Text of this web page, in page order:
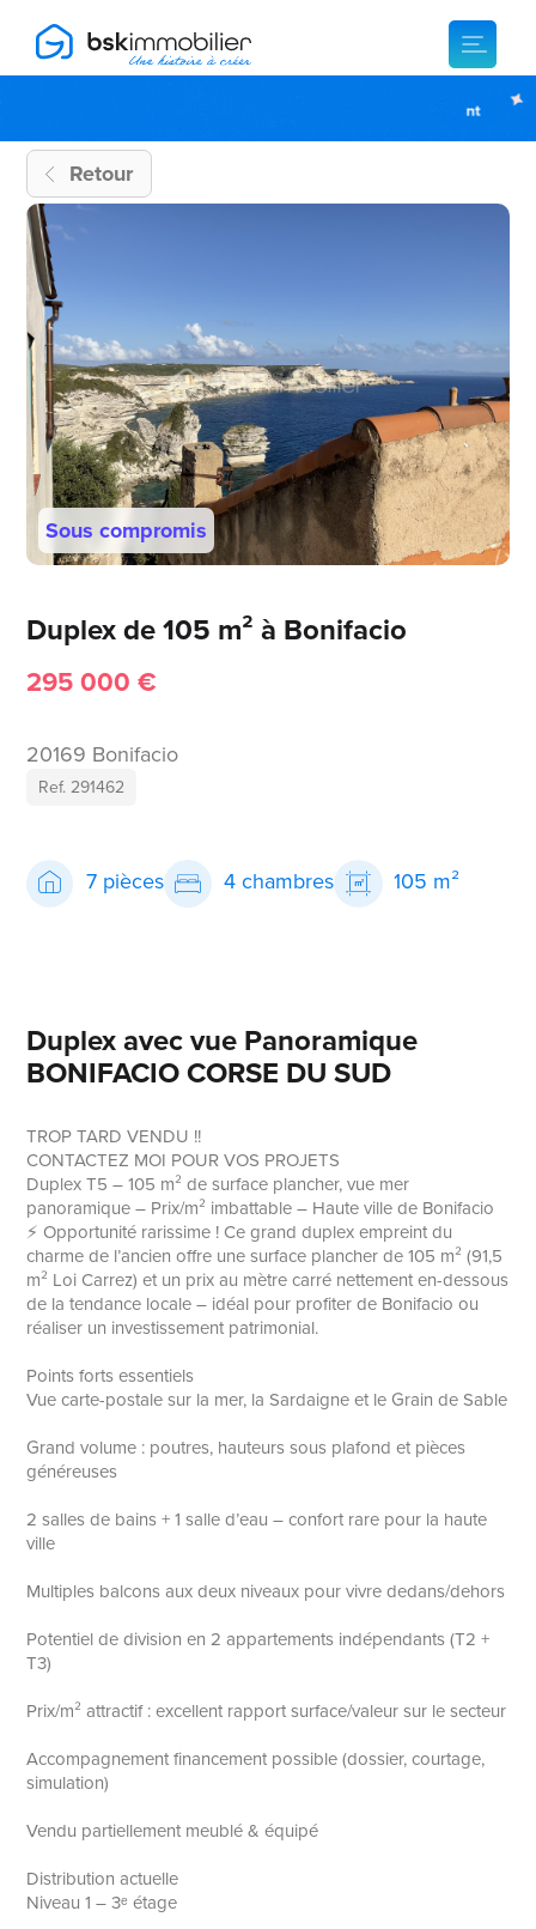
Retour
Sous compromis
Duplex de 105 m² à Bonifacio
295 000 €
20169 Bonifacio
Ref. 291462
7 pièces 4 chambres 105 m²
Duplex avec vue Panoramique
BONIFACIO CORSE DU SUD
TROP TARD VENDU !!
CONTACTEZ MOI POUR VOS PROJETS
Duplex T5 – 105 m² de surface plancher, vue mer
panoramique – Prix/m² imbattable – Haute ville de Bonifacio
⚡ Opportunité rarissime ! Ce grand duplex empreint du
charme de l’ancien offre une surface plancher de 105 m² (91,5
m² Loi Carrez) et un prix au mètre carré nettement en-dessous
de la tendance locale – idéal pour profiter de Bonifacio ou
réaliser un investissement patrimonial.
Points forts essentiels
Vue carte-postale sur la mer, la Sardaigne et le Grain de Sable
Grand volume : poutres, hauteurs sous plafond et pièces
généreuses
2 salles de bains + 1 salle d’eau – confort rare pour la haute
ville
Multiples balcons aux deux niveaux pour vivre dedans/dehors
Potentiel de division en 2 appartements indépendants (T2 +
T3)
Prix/m² attractif : excellent rapport surface/valeur sur le secteur
Accompagnement financement possible (dossier, courtage,
simulation)
Vendu partiellement meublé & équipé
Distribution actuelle
Niveau 1 – 3ᵉ étage